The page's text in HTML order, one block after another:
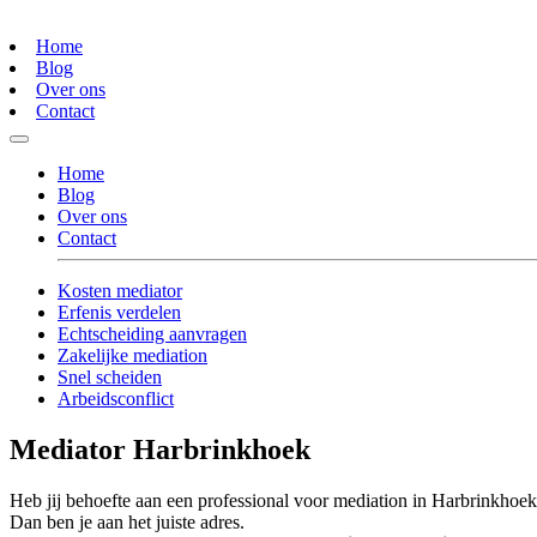
Home
Blog
Over ons
Contact
Home
Blog
Over ons
Contact
Kosten mediator
Erfenis verdelen
Echtscheiding aanvragen
Zakelijke mediation
Snel scheiden
Arbeidsconflict
Mediator Harbrinkhoek
Heb jij behoefte aan een professional voor mediation in
Dan ben je aan het juiste adres.